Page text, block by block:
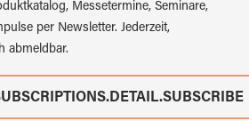
Messetermine, Seminare,
per Newsletter. Jederzeit,
abmeldbar.